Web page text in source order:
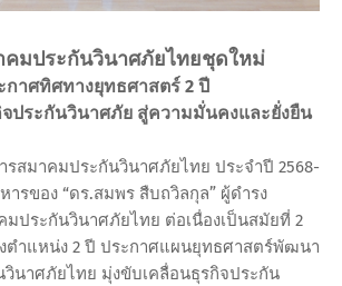
คมประกันวินาศภัยไทยชุดใหม่
กาศทิศทางยุทธศาสตร์ 2 ปี
ประกันวินาศภัย สู่ความมั่นคงและยั่งยืน
สมาคมประกันวินาศภัยไทย ประจำปี 2568-
ารของ “ดร.สมพร สืบถวิลกุล” ผู้ดำรง
ประกันวินาศภัยไทย ต่อเนื่องเป็นสมัยที่ 2
ตำแหน่ง 2 ปี ประกาศแผนยุทธศาสตร์พัฒนา
นาศภัยไทย มุ่งขับเคลื่อนธุรกิจประกัน